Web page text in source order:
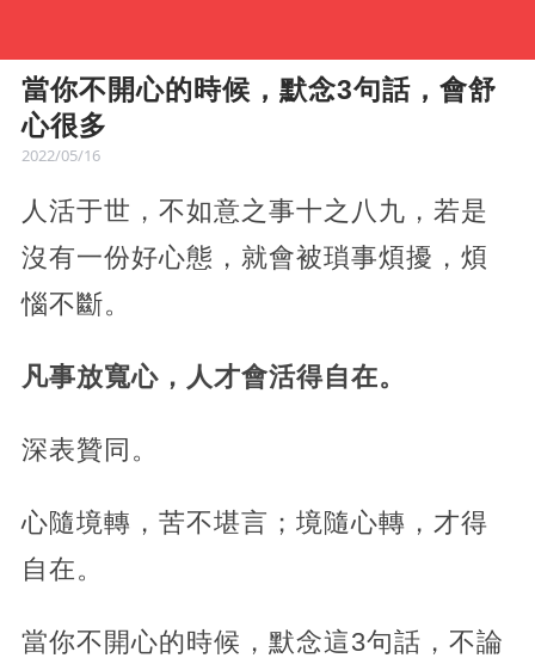
當你不開心的時候，默念3句話，會舒
心很多
2022/05/16
人活于世，不如意之事十之八九，若是
沒有一份好心態，就會被瑣事煩擾，煩
惱不斷。
凡事放寬心，人才會活得自在。
深表贊同。
心隨境轉，苦不堪言；境隨心轉，才得
自在。
當你不開心的時候，默念這3句話，不論